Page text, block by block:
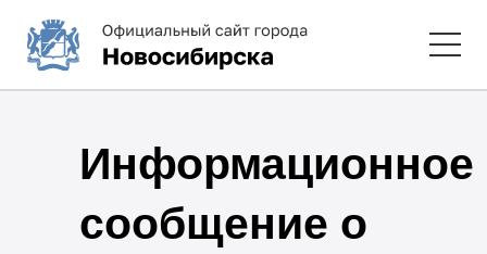
Информационное
сообщение о